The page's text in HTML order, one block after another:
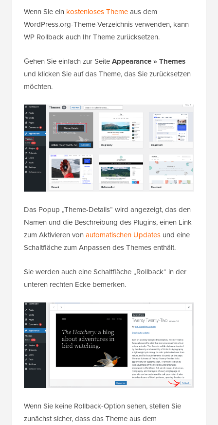
Wenn Sie ein kostenloses Themeaus dem
WordPress.org-Theme-Verzeichnis verwenden, kann
WP Rollback auch Ihr Theme zurücksetzen.
Gehen Sie einfach zur SeiteAppearance » Themes
und klicken Sie auf das Theme, das Sie zurücksetzen
möchten.
Das Popup „Theme-Details“ wird angezeigt, das den
Namen und die Beschreibung des Plugins, einen Link
zum Aktivieren von automatischen Updates und eine
Schaltfläche zum Anpassen des Themes enthält.
Sie werden auch eine Schaltfläche „Rollback“ in der
unteren rechten Ecke bemerken.
Wenn Sie keine Rollback-Option sehen, stellen Sie
zunächst sicher, dass das Theme aus dem